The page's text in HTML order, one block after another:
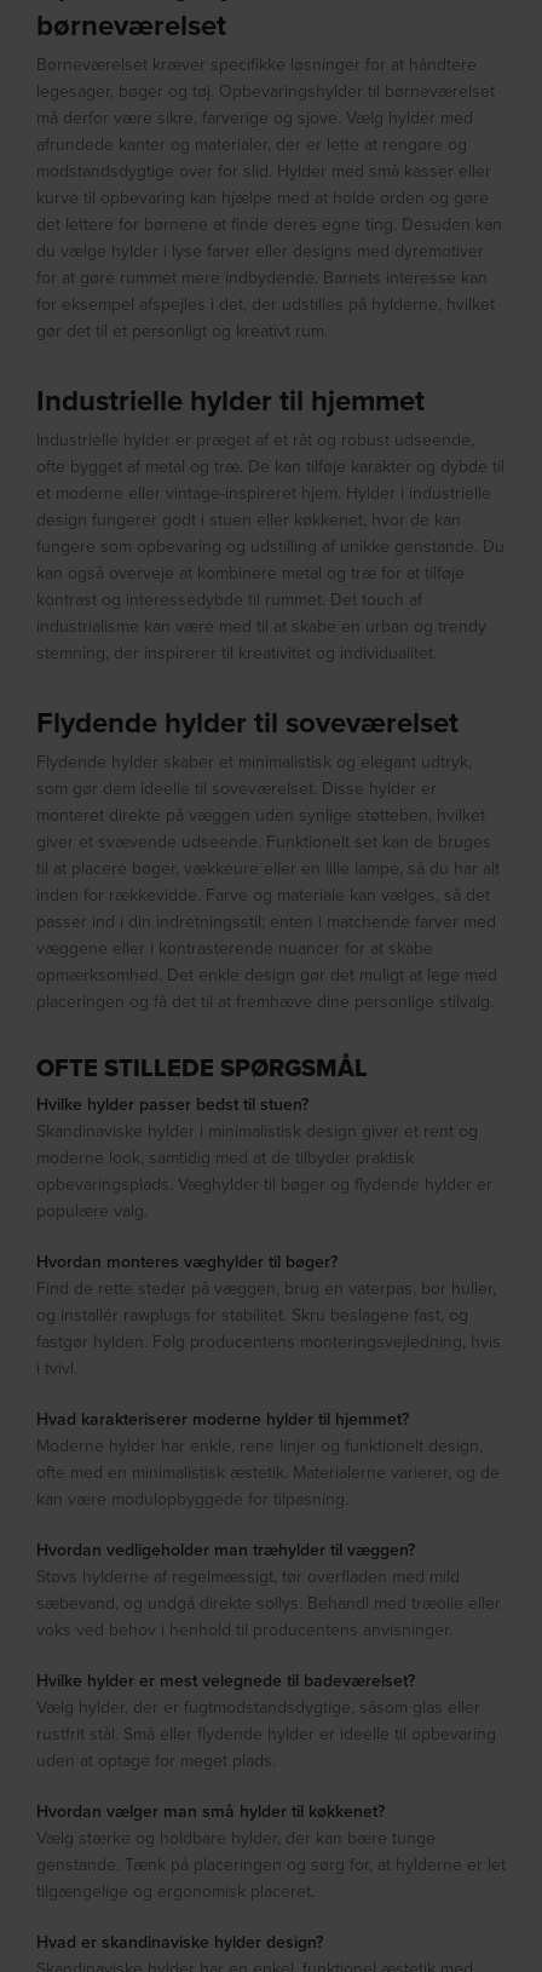
børneværelset
Børneværelset kræver specifikke løsninger for at håndtere
legesager, bøger og tøj. Opbevaringshylder til børneværelset
må derfor være sikre, farverige og sjove. Vælg hylder med
afrundede kanter og materialer, der er lette at rengøre og
modstandsdygtige over for slid. Hylder med små kasser eller
kurve til opbevaring kan hjælpe med at holde orden og gøre
det lettere for børnene at finde deres egne ting. Desuden kan
du vælge hylder i lyse farver eller designs med dyremotiver
for at gøre rummet mere indbydende. Barnets interesse kan
for eksempel afspejles i det, der udstilles på hylderne, hvilket
gør det til et personligt og kreativt rum.
Industrielle hylder til hjemmet
Industrielle hylder er præget af et råt og robust udseende,
ofte bygget af metal og træ. De kan tilføje karakter og dybde til
et moderne eller vintage-inspireret hjem. Hylder i industrielle
design fungerer godt i stuen eller køkkenet, hvor de kan
fungere som opbevaring og udstilling af unikke genstande. Du
kan også overveje at kombinere metal og træ for at tilføje
kontrast og interessedybde til rummet. Det touch af
industrialisme kan være med til at skabe en urban og trendy
stemning, der inspirerer til kreativitet og individualitet.
Flydende hylder til soveværelset
Flydende hylder skaber et minimalistisk og elegant udtryk,
som gør dem ideelle til soveværelset. Disse hylder er
monteret direkte på væggen uden synlige støtteben, hvilket
giver et svævende udseende. Funktionelt set kan de bruges
til at placere bøger, vækkeure eller en lille lampe, så du har alt
inden for rækkevidde. Farve og materiale kan vælges, så det
passer ind i din indretningsstil; enten i matchende farver med
væggene eller i kontrasterende nuancer for at skabe
opmærksomhed. Det enkle design gør det muligt at lege med
placeringen og få det til at fremhæve dine personlige stilvalg.
OFTE STILLEDE SPØRGSMÅL
Hvilke hylder passer bedst til stuen?
Skandinaviske hylder i minimalistisk design giver et rent og
moderne look, samtidig med at de tilbyder praktisk
opbevaringsplads. Væghylder til bøger og flydende hylder er
populære valg.
Hvordan monteres væghylder til bøger?
Find de rette steder på væggen, brug en vaterpas, bor huller,
og installér rawplugs for stabilitet. Skru beslagene fast, og
fastgør hylden. Følg producentens monteringsvejledning, hvis
i tvivl.
Hvad karakteriserer moderne hylder til hjemmet?
Moderne hylder har enkle, rene linjer og funktionelt design,
ofte med en minimalistisk æstetik. Materialerne varierer, og de
kan være modulopbyggede for tilpasning.
Hvordan vedligeholder man træhylder til væggen?
Støvs hylderne af regelmæssigt, tør overfladen med mild
sæbevand, og undgå direkte sollys. Behandl med træolie eller
voks ved behov i henhold til producentens anvisninger.
Hvilke hylder er mest velegnede til badeværelset?
Vælg hylder, der er fugtmodstandsdygtige, såsom glas eller
rustfrit stål. Små eller flydende hylder er ideelle til opbevaring
uden at optage for meget plads.
Hvordan vælger man små hylder til køkkenet?
Vælg stærke og holdbare hylder, der kan bære tunge
genstande. Tænk på placeringen og sørg for, at hylderne er let
tilgængelige og ergonomisk placeret.
Hvad er skandinaviske hylder design?